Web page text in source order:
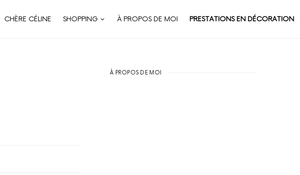
CHÈRE CÉLINE SHOPPING À PROPOS DE MOI PRESTATIONS EN DÉCORATION
À PROPOS DE MOI